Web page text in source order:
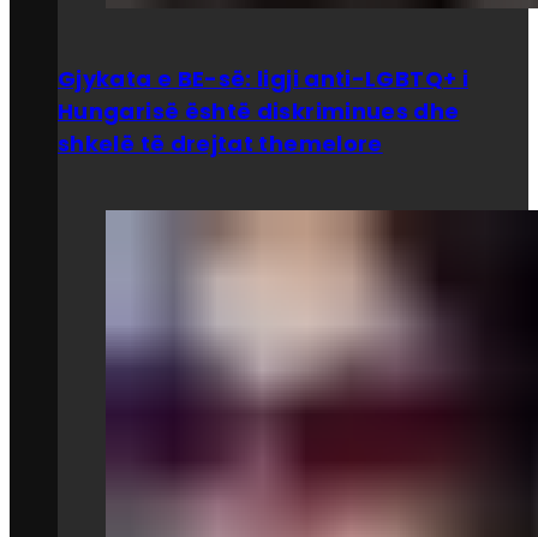
Gjykata e BE-së: ligji anti-LGBTQ+ i
Hungarisë është diskriminues dhe
shkelë të drejtat themelore